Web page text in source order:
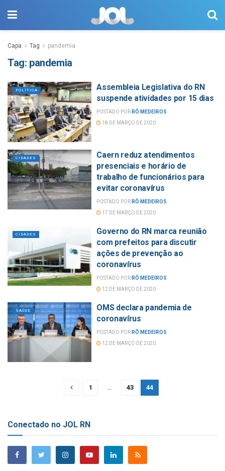
Capa Tag pandemia
Tag: pandemia
POLÍTICA
Assembleia Legislativa do RN
suspende atividades por 15 dias
POSTADO POR RÔ MEDEIROS
18 DE MARÇO DE 2020
CIDADES
Caern reduz atendimentos
presenciais e horário de
trabalho de funcionários para
evitar coronavírus
POSTADO POR RÔ MEDEIROS
17 DE MARÇO DE 2020
CIDADES
Governo do RN marca reunião
com prefeitos para discutir
ações de prevenção ao
coronavírus
POSTADO POR RÔ MEDEIROS
12 DE MARÇO DE 2020
SAÚDE
OMS declara pandemia de
coronavírus
POSTADO POR RÔ MEDEIROS
12 DE MARÇO DE 2020
1 … 43 44
Conectado no JOL RN